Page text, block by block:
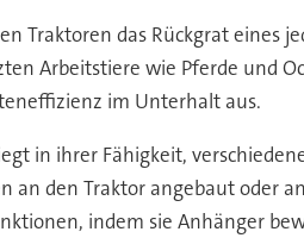
Traktoren das Rückgrat eines
Arbeitstiere wie Pferde und
im Unterhalt aus.
in ihrer Fähigkeit,
an den Traktor angebaut oder
indem sie Anhänger